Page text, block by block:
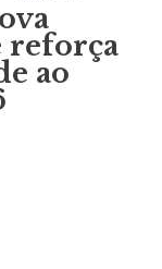
reforça
ao